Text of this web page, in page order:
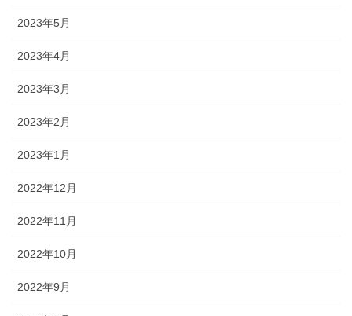
2023年5月
2023年4月
2023年3月
2023年2月
2023年1月
2022年12月
2022年11月
2022年10月
2022年9月